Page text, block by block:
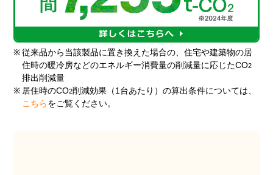
※ 従来品から当該製品に置き換えた場合の、住宅や建築物の居
住時の暖冷房などのエネルギー消費量の削減量に応じたCO2
排出削減量
※ 居住時のCO2削減効果（1台あたり）の算出条件については、
こちら をご覧ください。